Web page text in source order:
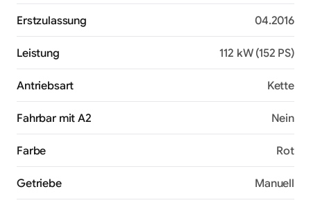
Erstzulassung
04.2016
Leistung
112 kW (152 PS)
Antriebsart
Kette
Fahrbar mit A2
Nein
Farbe
Rot
Getriebe
Manuell